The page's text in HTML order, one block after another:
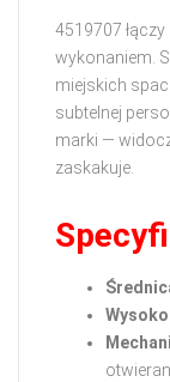
4519707
wykonaniem.
miejskich
subtelnej
marki —
zaskakuje.